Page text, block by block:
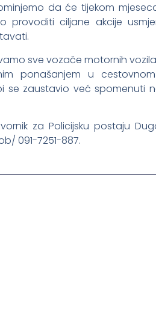
da će tijekom
provoditi ciljane akcije
sve vozače motornih
ponašanjem u
se zaustavio već spomenuti
za Policijsku postaju
091-7251-887.